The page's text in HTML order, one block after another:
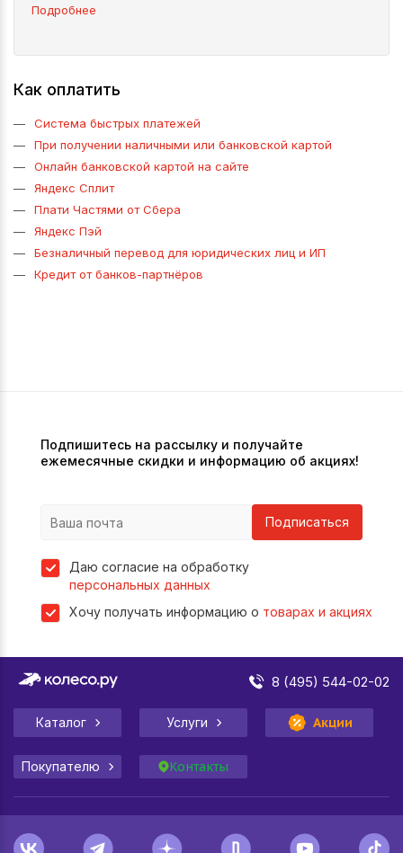
Подробнее
Как оплатить
Система быстрых платежей
При получении наличными или банковской картой
Онлайн банковской картой на сайте
Яндекс Сплит
Плати Частями от Сбера
Яндекс Пэй
Безналичный перевод для юридических лиц и ИП
Кредит от банков-партнёров
Подпишитесь на рассылку и получайте
ежемесячные скидки и информацию об акциях!
Подписаться
Даю согласие на обработку
персональных данных
Хочу получать информацию о товарах и акциях
8 (495) 544-02-02
Каталог Услуги Акции
Покупателю Контакты